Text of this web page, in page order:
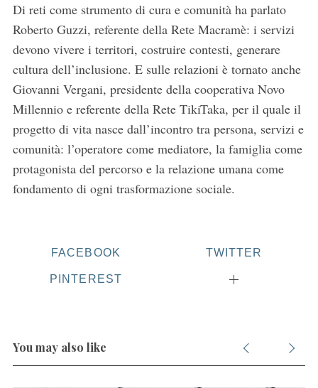
Di reti come strumento di cura e comunità ha parlato
Roberto Guzzi, referente della Rete Macramè: i servizi
devono vivere i territori, costruire contesti, generare
cultura dell’inclusione. E sulle relazioni è tornato anche
Giovanni Vergani, presidente della cooperativa Novo
Millennio e referente della Rete TikiTaka, per il quale il
progetto di vita nasce dall’incontro tra persona, servizi e
comunità: l’operatore come mediatore, la famiglia come
protagonista del percorso e la relazione umana come
fondamento di ogni trasformazione sociale.
FACEBOOK TWITTER
PINTEREST
You may also like
S
a
r
c
h
: